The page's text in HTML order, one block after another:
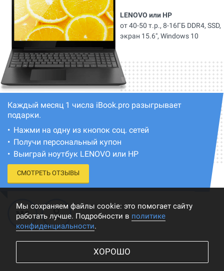
Каждый месяц 1 числа iBook.pro разыгрывает
подарки.
Нажми на одну из кнопок соц. сетей
Получи персональный купон
Выиграй ноутбук LENOVO или HP
СМОТРЕТЬ ОТЗЫВЫ
LENOVO или HP
от 40-50 т.р., 8-16ГБ DDR4, SSD,
экран 15.6", Windows 10
Мы cохраняем файлы cookie: это помогает сайту
работать лучше. Подробности в политике
конфиденциальности.
ХОРОШО